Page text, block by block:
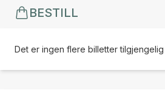
BESTILL
Det er ingen flere billetter tilgjengelig